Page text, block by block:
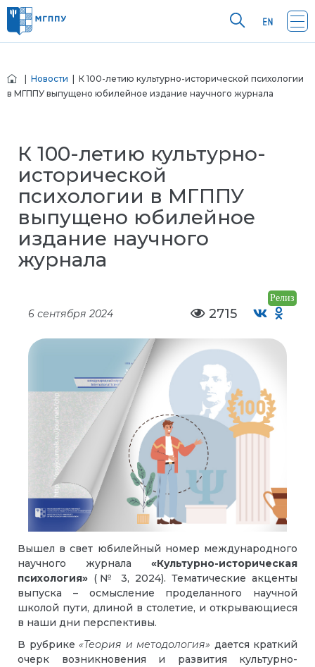
Новости | К 100-летию культурно-исторической психологии
в МГППУ выпущено юбилейное издание научного журнала
К 100-летию культурно-
исторической
психологии в МГППУ
выпущено юбилейное
издание научного
журнала
Релиз
6 сентября 2024 2715
Вышел в свет юбилейный номер международного
научного журнала «Культурно-историческая
психология» (№ 3, 2024). Тематические акценты
выпуска – осмысление проделанного научной
школой пути, длиной в столетие, и открывающиеся
в наши дни перспективы.
В рубрике «Теория и методология» дается краткий
очерк возникновения и развития культурно-